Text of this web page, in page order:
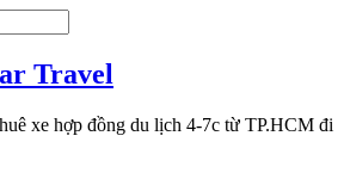
Travel
xe hợp đồng du lịch 4-7c từ TP.HCM đi